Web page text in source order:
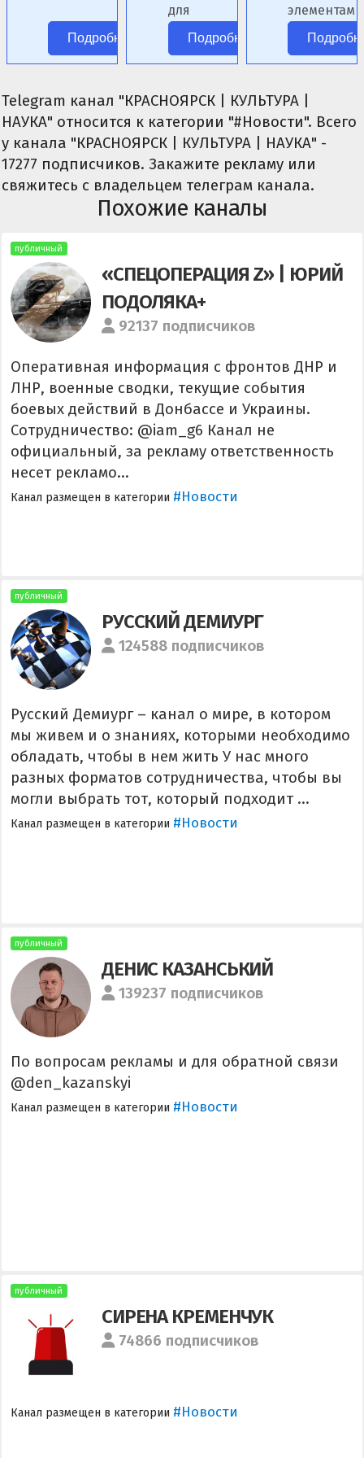
Подробнее
для
ролевых
сценариев.
Подробнее
элементами
фэнтези.
Telegram канал "КРАСНОЯРСК | КУЛЬТУРА |
НАУКА" относится к категории "#Новости". Всего
у канала "КРАСНОЯРСК | КУЛЬТУРА | НАУКА" -
17277 подписчиков. Закажите рекламу или
свяжитесь с владельцем телеграм канала.
Похожие каналы
публичный
«СПЕЦОПЕРАЦИЯ Z» | ЮРИЙ
ПОДОЛЯКА+
92137 подписчиков
Оперативная информация с фронтов ДНР и
ЛНР, военные сводки, текущие события
боевых действий в Донбассе и Украины.
Сотрудничество: @iam_g6 Канал не
официальный, за рекламу ответственность
несет рекламо...
Канал размещен в категории #Новости
публичный
РУССКИЙ ДЕМИУРГ
124588 подписчиков
Русский Демиург – канал о мире, в котором
мы живем и о знаниях, которыми необходимо
обладать, чтобы в нем жить У нас много
разных форматов сотрудничества, чтобы вы
могли выбрать тот, который подходит ...
Канал размещен в категории #Новости
публичный
ДЕНИС КАЗАНСЬКИЙ
139237 подписчиков
По вопросам рекламы и для обратной связи
@den_kazanskyi
Канал размещен в категории #Новости
публичный
СИРЕНА КРЕМЕНЧУК
74866 подписчиков
Канал размещен в категории #Новости